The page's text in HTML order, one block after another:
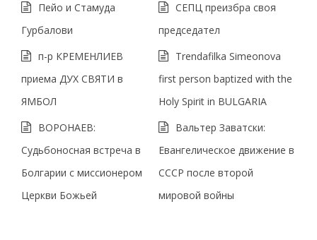
Пейо и Стамуда
Гурбалови
СЕПЦ преизбра своя
председател
п-р КРЕМЕНЛИЕВ
приема ДУХ СВЯТИ в
ЯМБОЛ
Trendafilka Simeonova
first person baptized with the
Holy Spirit in BULGARIA
ВОРОНАЕВ:
Судьбоносная встреча в
Болгарии с миссионером
Церкви Божьей
Вальтер Заватски:
Евангелическое движение в
СССР после второй
мировой войны